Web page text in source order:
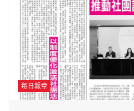
每日報章